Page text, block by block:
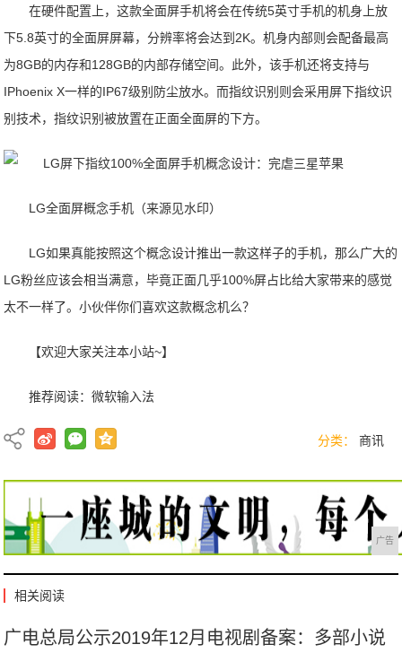
在硬件配置上，这款全面屏手机将会在传统5英寸手机的机身上放
下5.8英寸的全面屏屏幕，分辨率将会达到2K。机身内部则会配备最高
为8GB的内存和128GB的内部存储空间。此外，该手机还将支持与
IPhoenix X一样的IP67级别防尘放水。而指纹识别则会采用屏下指纹识
别技术，指纹识别被放置在正面全面屏的下方。
LG全面屏概念手机（来源见水印）
LG如果真能按照这个概念设计推出一款这样子的手机，那么广大的
LG粉丝应该会相当满意，毕竟正面几乎100%屏占比给大家带来的感觉
太不一样了。小伙伴你们喜欢这款概念机么？
【欢迎大家关注本小站~】
推荐阅读：微软输入法
分类： 商讯
广告
相关阅读
广电总局公示2019年12月电视剧备案：多部小说